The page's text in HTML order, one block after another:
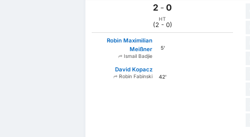
2 - 0
HT
(2 - 0)
Robin Maximilian
Meißner
Ismail Badjie
5'
David Kopacz
Robin Fabinski 42'